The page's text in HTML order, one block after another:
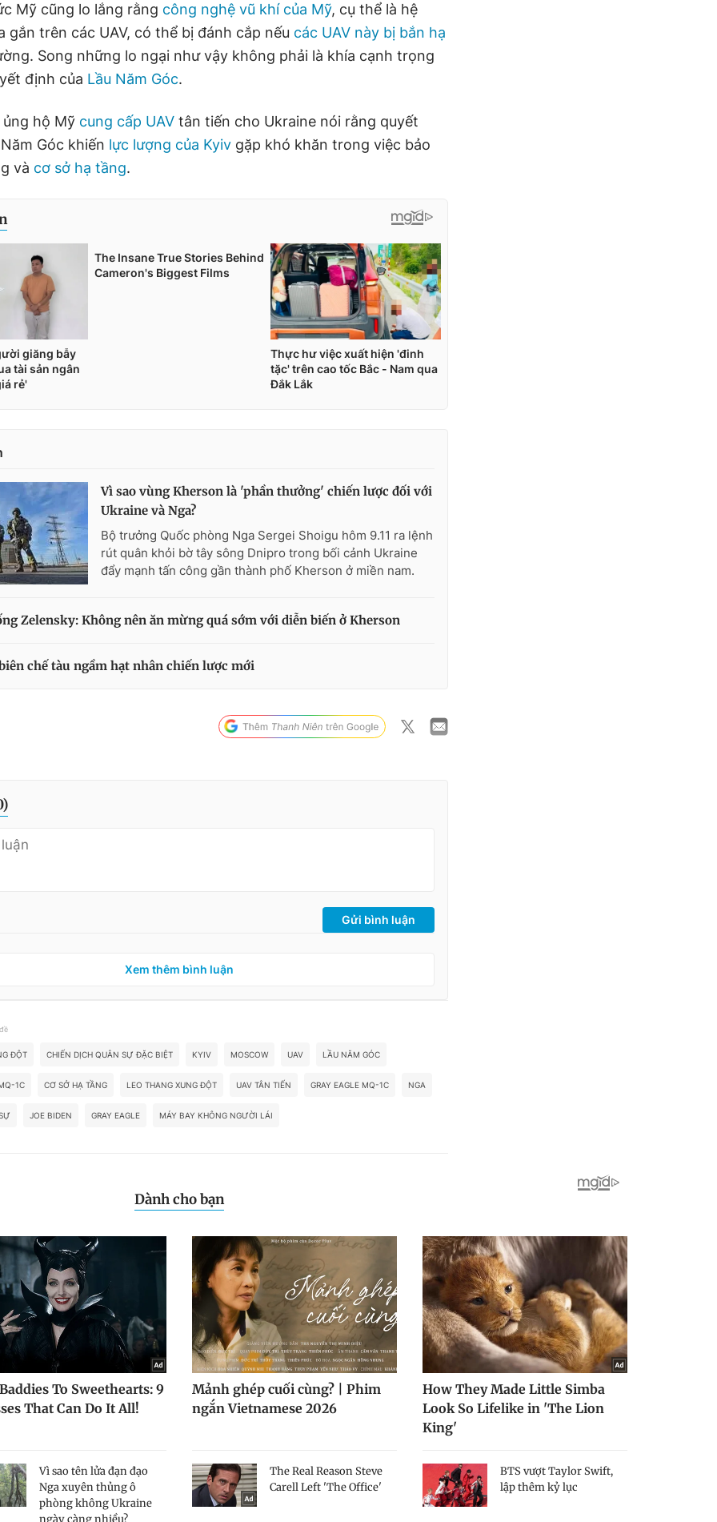
Mỹ cũng lo lắng rằng công nghệ vũ khí của Mỹ, cụ thể là hệ
gắn trên các UAV, có thể bị đánh cắp nếu các UAV này bị bắn hạ
Song những lo ngại như vậy không phải là khía cạnh trọng
định của Lầu Năm Góc.
hộ Mỹ cung cấp UAV tân tiến cho Ukraine nói rằng quyết
Góc khiến lực lượng của Kyiv gặp khó khăn trong việc bảo
và cơ sở hạ tầng.
Vì sao vùng Kherson là 'phần thưởng' chiến lược đối với
Ukraine và Nga?
Bộ trưởng Quốc phòng Nga Sergei Shoigu hôm 9.11 ra lệnh
rút quân khỏi bờ tây sông Dnipro trong bối cảnh Ukraine
đẩy mạnh tấn công gần thành phố Kherson ở miền nam.
Zelensky: Không nên ăn mừng quá sớm với diễn biến ở Kherson
chế tàu ngầm hạt nhân chiến lược mới
)
Gửi bình luận
Xem thêm bình luận
ĐỘT CHIẾN DỊCH QUÂN SỰ ĐẶC BIỆT KYIV MOSCOW UAV LẦU NĂM GÓC
1C CƠ SỞ HẠ TẦNG LEO THANG XUNG ĐỘT UAV TÂN TIẾN GRAY EAGLE MQ-1C NGA
JOE BIDEN GRAY EAGLE MÁY BAY KHÔNG NGƯỜI LÁI